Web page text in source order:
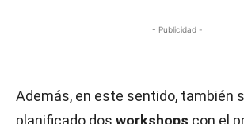
- Publicidad -
Además, en este sentido, también